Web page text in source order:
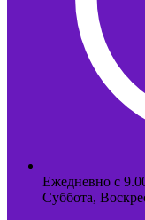
Ежедневно с
Суббота,